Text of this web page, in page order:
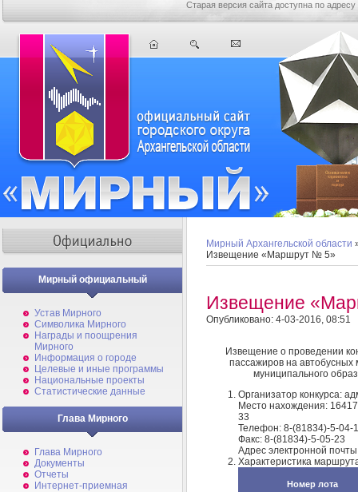
Старая версия сайта доступна по адресу
Мирный официальный
Устав Мирного
Символика Мирного
Награды и поощрения
Мирного
Информация о городе
Целевые и иные программы
Национальные проекты
Статистические данные
Глава Мирного
Глава Мирного
Документы
Отчеты
Интернет-приемная
Мирный Архангельской области
Извещение «Маршрут № 5»
Извещение
Опубликовано: 4-03-2016, 08:51
Извещение о проведении
пассажиров на
муниципального
Организатор конкурса:
Место нахождения:
33
Телефон: 8-(81834)-5-04-
Факс: 8-(81834)-5-05-23
Адрес электронной
Характеристика
Номер лота